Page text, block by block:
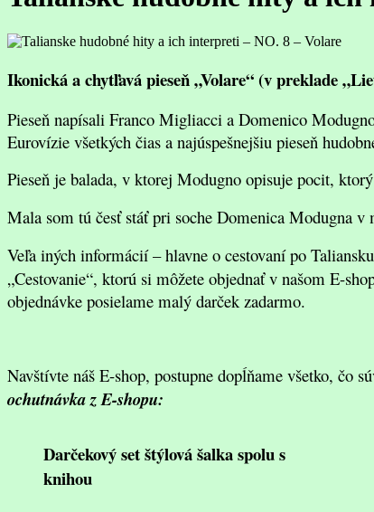
Ikonická a chytľavá pieseň „Volare“ (v preklade
Pieseň napísali Franco Migliacci a Domenico
Eurovízie všetkých čias a najúspešnejšiu pieseň
Pieseň je balada, v ktorej Modugno opisuje pocit,
Mala som tú česť stáť pri soche Domenica Modugna
Veľa iných informácií – hlavne o cestovaní po
„Cestovanie“, ktorú si môžete objednať v našom E-
objednávke posielame malý darček zadarmo.
Navštívte náš E-shop, postupne dopĺňame všetko, čo
ochutnávka z E-shopu:
Darčekový set štýlová šalka spolu s
knihou